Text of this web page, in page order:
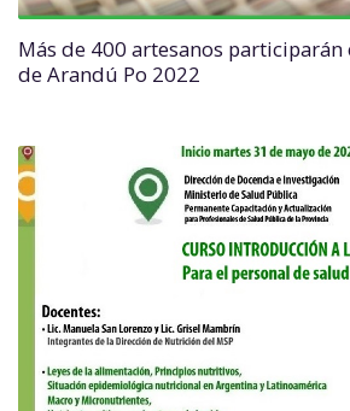
Más de 400 artesanos participarán
de Arandú Po 2022